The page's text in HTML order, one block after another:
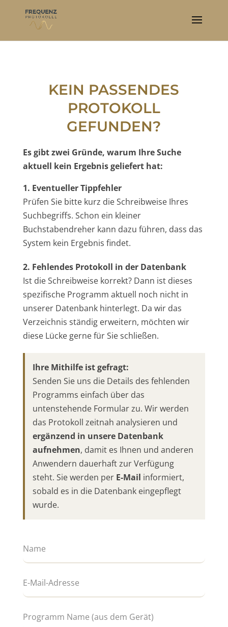
KEIN PASSENDES
PROTOKOLL
GEFUNDEN?
Es gibt zwei Gründe, warum Ihre Suche
aktuell kein Ergebnis geliefert hat:
1. Eventueller Tippfehler
Prüfen Sie bitte kurz die Schreibweise Ihres
Suchbegriffs. Schon ein kleiner
Buchstabendreher kann dazu führen, dass das
System kein Ergebnis findet.
2. Fehlendes Protokoll in der Datenbank
Ist die Schreibweise korrekt? Dann ist dieses
spezifische Programm aktuell noch nicht in
unserer Datenbank hinterlegt. Da wir das
Verzeichnis ständig erweitern, möchten wir
diese Lücke gerne für Sie schließen.
Ihre Mithilfe ist gefragt:
Senden Sie uns die Details des fehlenden
Programms einfach über das
untenstehende Formular zu. Wir werden
das Protokoll zeitnah analysieren und
ergänzend in unsere Datenbank
aufnehmen, damit es Ihnen und anderen
Anwendern dauerhaft zur Verfügung
steht. Sie werden per E-Mail informiert,
sobald es in die Datenbank eingepflegt
wurde.